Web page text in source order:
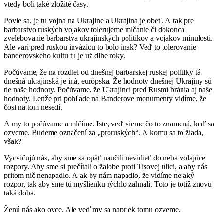
vtedy boli také zložité časy.
Povie sa, je tu vojna na Ukrajine a Ukrajina je obeť. A tak pre
barbarstvo ruských vojakov tolerujeme mlčanie či dokonca
zvelebovanie barbarstva ukrajinských politikov a vojakov minulosti.
Ale vari pred ruskou inváziou to bolo inak? Veď to tolerovanie
banderovského kultu tu je už dlhé roky.
Počúvame, že na rozdiel od dnešnej barbarskej ruskej politiky tá
dnešná ukrajinská je iná, európska. Že hodnoty dnešnej Ukrajiny sú
tie naše hodnoty. Počúvame, že Ukrajinci pred Rusmi bránia aj naše
hodnoty. Lenže pri pohľade na Banderove monumenty vidíme, že
čosi na tom nesedí.
A my to počúvame a mlčíme. Iste, veď vieme čo to znamená, keď sa
ozveme. Budeme označení za „proruských“. A komu sa to žiada,
však?
Vycvičujú nás, aby sme sa opäť naučili nevidieť do neba volajúce
rozpory. Aby sme si prečítali o žalobe proti Tisovej ulici, a aby nás
pritom nič nenapadlo. A ak by nám napadlo, že vidíme nejaký
rozpor, tak aby sme tú myšlienku rýchlo zahnali. Toto je totiž znovu
taká doba.
Ženú nás ako ovce. Ale veď my sa napriek tomu ozveme.